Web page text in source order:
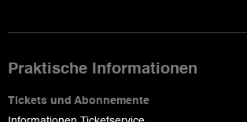
Praktische Informationen
Tickets und Abonnemente